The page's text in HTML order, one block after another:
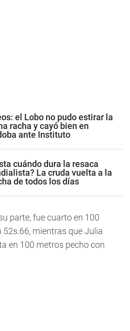
el Lobo no pudo estirar la
racha y cayó bien en
ante Instituto
cuándo dura la resaca
La cruda vuelta a la
de todos los días
parte, fue cuarto en 100
mientras que Julia
en 100 metros pecho con